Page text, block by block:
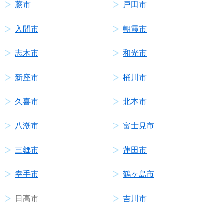
蕨市 戸田市
入間市 朝霞市
志木市 和光市
新座市 桶川市
久喜市 北本市
八潮市 富士見市
三郷市 蓮田市
幸手市 鶴ヶ島市
日高市 吉川市